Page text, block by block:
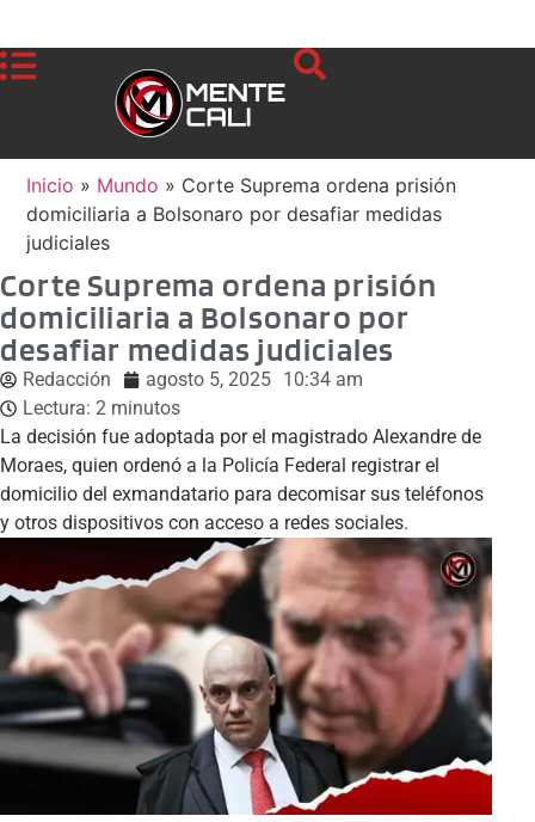
Inicio » Mundo » Corte Suprema ordena prisión
domiciliaria a Bolsonaro por desafiar medidas
judiciales
Corte Suprema ordena prisión
domiciliaria a Bolsonaro por
desafiar medidas judiciales
Redacción agosto 5, 2025 10:34 am
Lectura: 2 minutos
La decisión fue adoptada por el magistrado Alexandre de
Moraes, quien ordenó a la Policía Federal registrar el
domicilio del exmandatario para decomisar sus teléfonos
y otros dispositivos con acceso a redes sociales.